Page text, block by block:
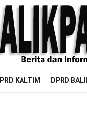
KALTIM DPRD